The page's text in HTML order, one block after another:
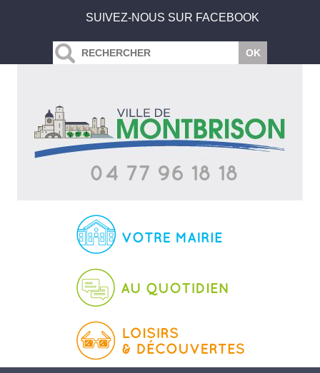
SUIVEZ-NOUS SUR FACEBOOK